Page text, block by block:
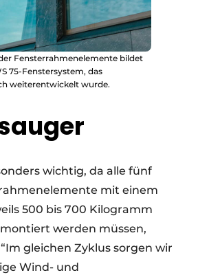
Fensterrahmenelemente bildet
75-Fenstersystem, das
weiterentwickelt wurde.
wichtig, da alle fünf
mit einem
500 bis 700 Kilogramm
werden müssen,
gleichen Zyklus sorgen wir
Wind- und